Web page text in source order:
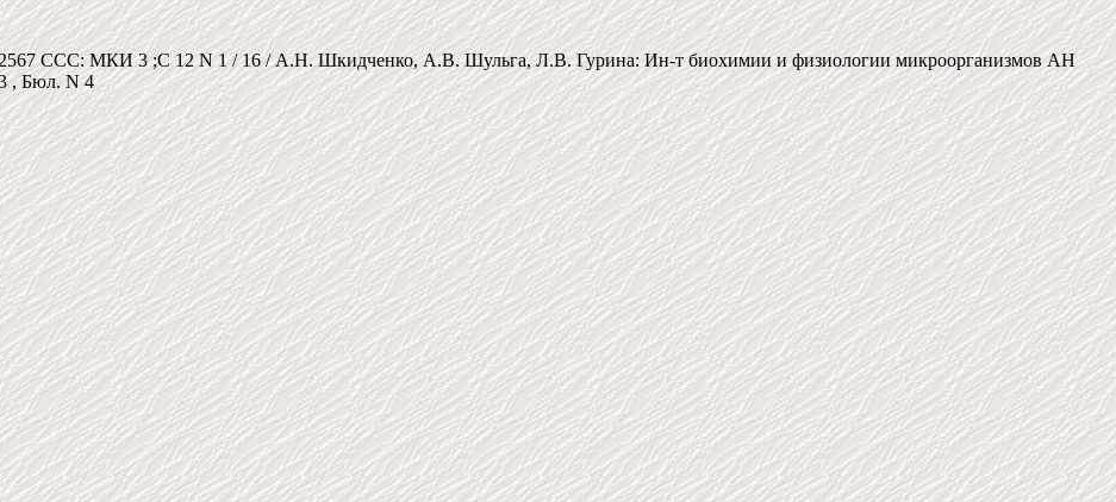
ССС: МКИ 3 ;С 12 N 1 / 16 / А.Н. Шкидченко, А.В. Шульга, Л.В. Гурина: Ин-т биохимии и физиологии микроорганизмов АН
, Бюл. N 4